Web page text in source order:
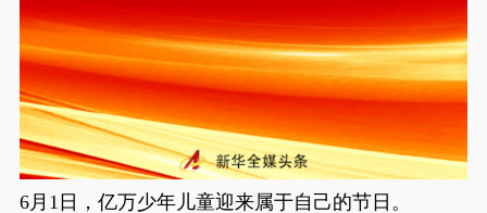
6月1日，亿万少年儿童迎来属于自己的节日。